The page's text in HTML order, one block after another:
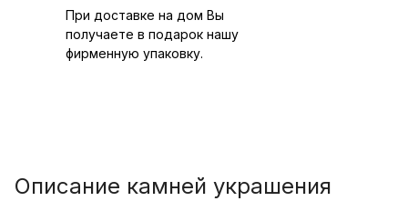
При доставке на дом Вы
получаете в подарок нашу
фирменную упаковку.
Описание камней украшения